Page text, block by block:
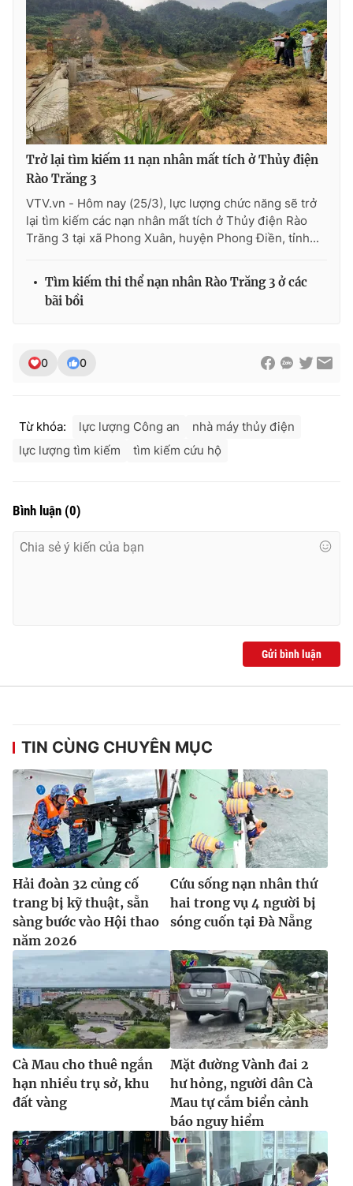
Ðiện thoại Thời báo VTV:024.66 897 897
Email:toasoan@vtv.vn
Liên hệ quảng cáo:024-7300.7108
® Cấm sao chép dưới mọi hình thức nếu không có sự chấp
thuận bằng văn bản. Ghi rõ nguồn VTV.vn khi phát hành lại
thông tin từ website này.
Trở lại tìm kiếm 11 nạn nhân mất tích ở Thủy điện
Rào Trăng 3
VTV.vn - Hôm nay (25/3), lực lượng chức năng sẽ trở
lại tìm kiếm các nạn nhân mất tích ở Thủy điện Rào
Trăng 3 tại xã Phong Xuân, huyện Phong Điền, tỉnh...
Tìm kiếm thi thể nạn nhân Rào Trăng 3 ở các
bãi bồi
0 0
Từ khóa: lực lượng Công an
nhà máy thủy điện
lực lượng tìm kiếm
tìm kiếm cứu hộ
Bình luận (0)
Gửi bình luận
TIN CÙNG CHUYÊN MỤC
Hải đoàn 32 củng cố
trang bị kỹ thuật, sẵn
sàng bước vào Hội thao
năm 2026
Cứu sống nạn nhân thứ
hai trong vụ 4 người bị
sóng cuốn tại Đà Nẵng
Cà Mau cho thuê ngắn
hạn nhiều trụ sở, khu
đất vàng
Mặt đường Vành đai 2
hư hỏng, người dân Cà
Mau tự cắm biển cảnh
báo nguy hiểm